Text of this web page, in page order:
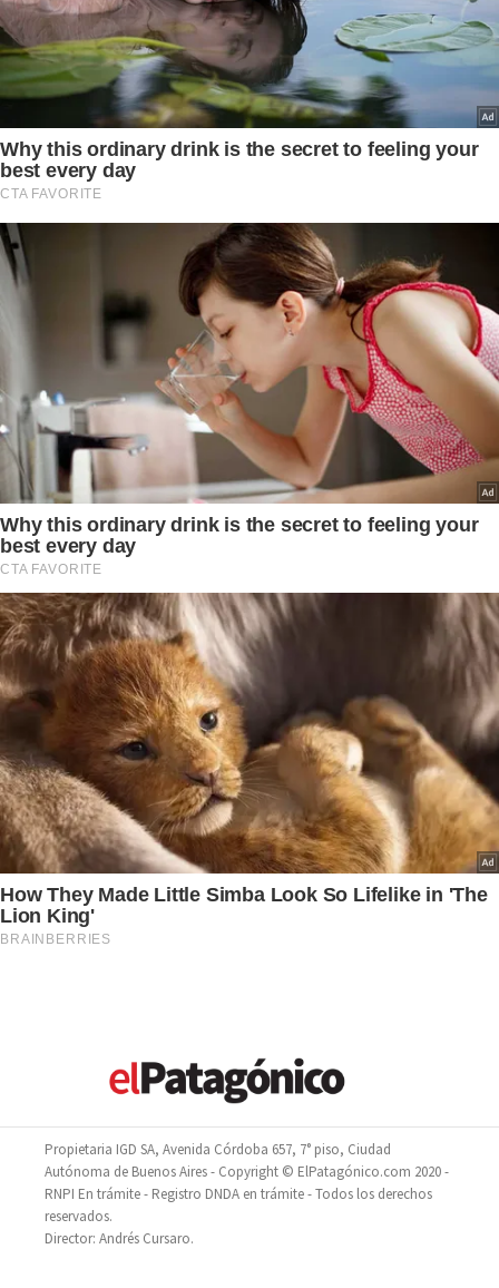
Propietaria IGD SA, Avenida Córdoba 657, 7° piso, Ciudad
Autónoma de Buenos Aires - Copyright © ElPatagónico.com 2020 -
RNPI En trámite - Registro DNDA en trámite - Todos los derechos
reservados.
Director: Andrés Cursaro.